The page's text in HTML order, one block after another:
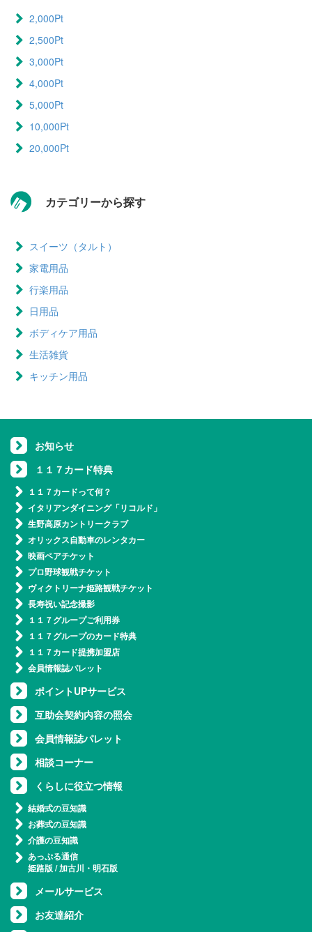
2,000Pt
2,500Pt
3,000Pt
4,000Pt
5,000Pt
10,000Pt
20,000Pt
カテゴリーから探す
スイーツ（タルト）
家電用品
行楽用品
日用品
ボディケア用品
生活雑貨
キッチン用品
お知らせ
１１７カード特典
１１７カードって何？
イタリアンダイニング「リコルド」
生野高原カントリークラブ
オリックス自動車のレンタカー
映画ペアチケット
プロ野球観戦チケット
ヴィクトリーナ姫路観戦チケット
長寿祝い記念撮影
１１７グループご利用券
１１７グループのカード特典
１１７カード提携加盟店
会員情報誌パレット
ポイントUPサービス
互助会契約内容の照会
会員情報誌パレット
相談コーナー
くらしに役立つ情報
結婚式の豆知識
お葬式の豆知識
介護の豆知識
あっぷる通信
姫路版/加古川・明石版
メールサービス
お友達紹介